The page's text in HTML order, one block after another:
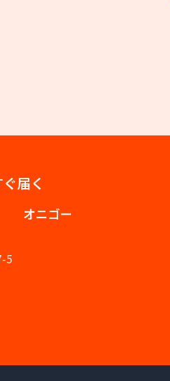
届く
オニゴー
5